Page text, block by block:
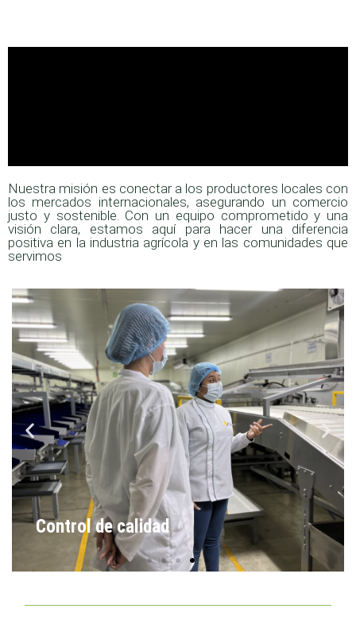
Nuestra misión es conectar a los productores locales con
los mercados internacionales, asegurando un comercio
justo y sostenible. Con un equipo comprometido y una
visión clara, estamos aquí para hacer una diferencia
positiva en la industria agrícola y en las comunidades que
servimos
Control de calidad